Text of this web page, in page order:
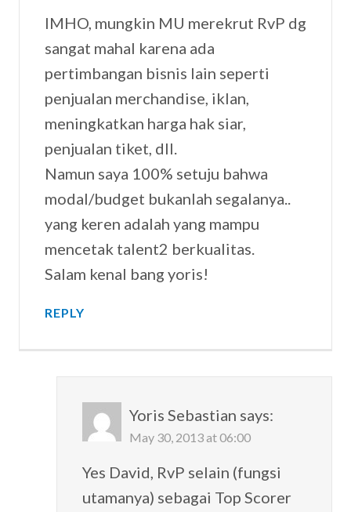
IMHO, mungkin MU merekrut RvP dg
sangat mahal karena ada
pertimbangan bisnis lain seperti
penjualan merchandise, iklan,
meningkatkan harga hak siar,
penjualan tiket, dll.
Namun saya 100% setuju bahwa
modal/budget bukanlah segalanya..
yang keren adalah yang mampu
mencetak talent2 berkualitas.
Salam kenal bang yoris!
REPLY
Yoris Sebastian says:
May 30, 2013 at 06:00
Yes David, RvP selain (fungsi
utamanya) sebagai Top Scorer